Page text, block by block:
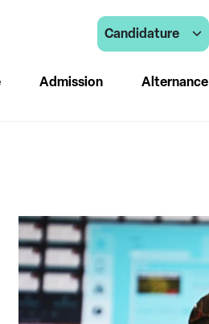
Candidature
Admission Alternance